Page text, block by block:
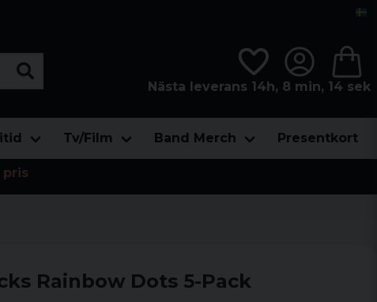
Nästa leverans 14h, 8 min, 12 sek
Tv/Film Band Merch Presentkort
Rainbow Dots 5-Pack